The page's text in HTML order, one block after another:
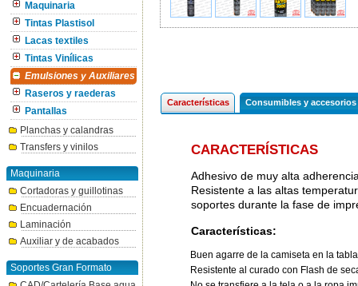
Maquinaria
Tintas Plastisol
Lacas textiles
Tintas Vinílicas
Emulsiones y Auxiliares
Raseros y raederas
Pantallas
Planchas y calandras
Transfers y vinilos
Maquinaria
Cortadoras y guillotinas
Encuadernación
Laminación
Auxiliar y de acabados
Soportes Gran Formato
Características Consumibles y accesorios
CARACTERÍSTICAS
Adhesivo de muy alta
Resistente a las altas
soportes durante la fase de
Características:
Buen agarre de la camiseta en la tabla
Resistente al curado con Flash de